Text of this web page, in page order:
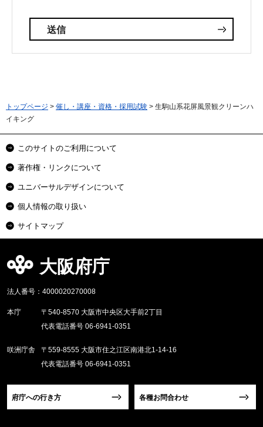
トップページ > 催し・講座・資格・採用試験 > 生駒山系花屏風景観クリーンハ
イキング
このサイトのご利用について
著作権・リンクについて
ユニバーサルデザインについて
個人情報の取り扱い
サイトマップ
大阪府庁
法人番号：4000020270008
本庁
〒540-8570 大阪市中央区大手前2丁目
代表電話番号 06-6941-0351
咲洲庁舎
〒559-8555 大阪市住之江区南港北1-14-16
代表電話番号 06-6941-0351
府庁への行き方 各種お問合わせ